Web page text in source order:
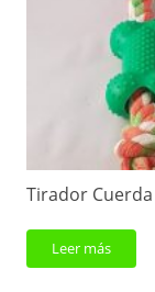
Tirador
Leer más